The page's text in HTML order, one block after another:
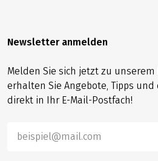
Newsletter anmelden
Melden Sie sich jetzt zu
erhalten Sie Angebote, Tipps
direkt in Ihr E-Mail-Postfach!